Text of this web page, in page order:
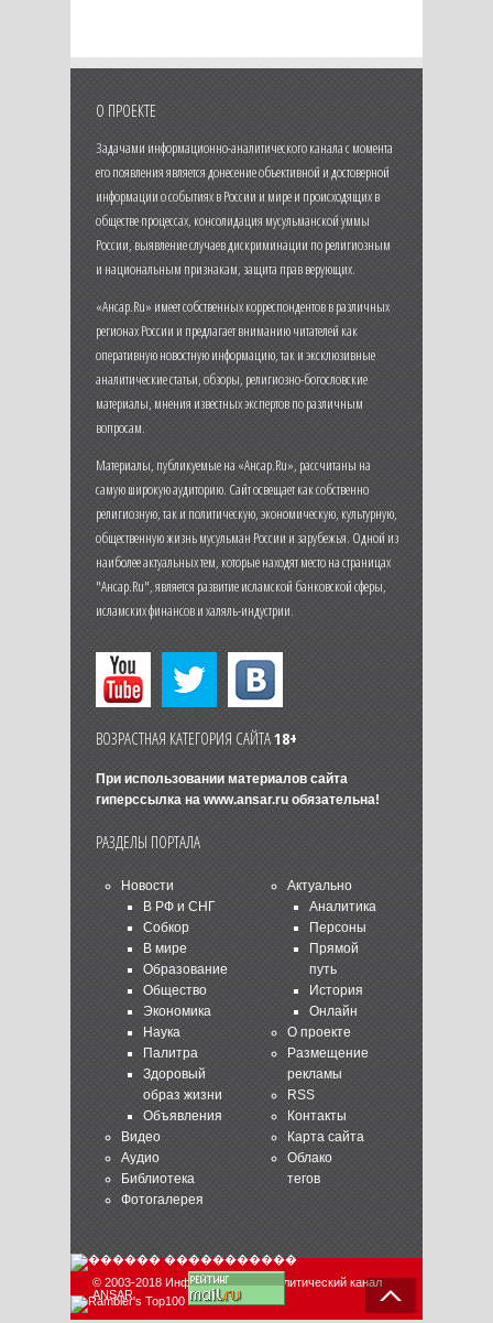
О ПРОЕКТЕ
Задачами информационно-аналитического канала с момента
его появления является донесение объективной и достоверной
информации о событиях в России и мире и происходящих в
обществе процессах, консолидация мусульманской уммы
России, выявление случаев дискриминации по религиозным
и национальным признакам, защита прав верующих.
«Ансар.Ru» имеет собственных корреспондентов в различных
регионах России и предлагает вниманию читателей как
оперативную новостную информацию, так и эксклюзивные
аналитические статьи, обзоры, религиозно-богословские
материалы, мнения известных экспертов по различным
вопросам.
Материалы, публикуемые на «Ансар.Ru», рассчитаны на
самую широкую аудиторию. Сайт освещает как собственно
религиозную, так и политическую, экономическую, культурную,
общественную жизнь мусульман России и зарубежья. Одной из
наиболее актуальных тем, которые находят место на страницах
"Ансар.Ru", является развитие исламской банковской сферы,
исламских финансов и халяль-индустрии.
ВОЗРАСТНАЯ КАТЕГОРИЯ САЙТА18+
При использовании материалов сайта
гиперссылка на www.ansar.ruобязательна!
РАЗДЕЛЫ ПОРТАЛА
Новости
В РФ и СНГ
Собкор
В мире
Образование
Общество
Экономика
Наука
Палитра
Здоровый
образ жизни
Объявления
Видео
Аудио
Библиотека
Фотогалерея
Актуально
Аналитика
Персоны
Прямой
путь
История
Онлайн
О проекте
Размещение
рекламы
RSS
Контакты
Карта сайта
Облако
тегов
© 2003-2018 Информационно-аналитический канал
ANSAR